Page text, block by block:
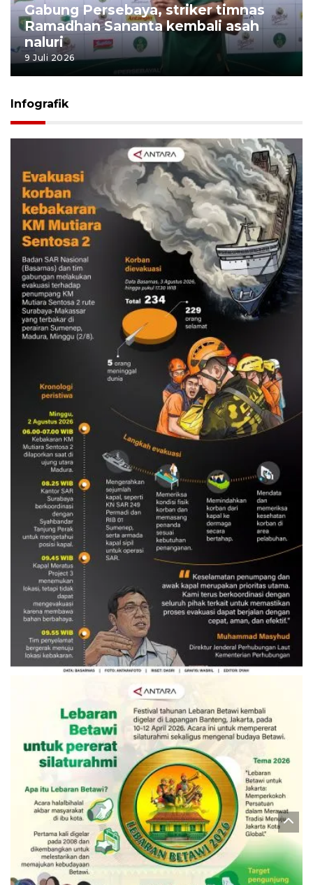
Gabung Persebaya, striker timnas
Ramadhan Sananta kembali asah
naluri
9 Juli 2026
Infografik
Evakuasi korban kebakaran KM
Mutiara Sentosa 2
3 Agustus 2026